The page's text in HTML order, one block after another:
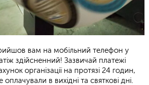
вам на мобільний телефон у
здійсненний! Зазвичай платежі
організації на протязі 24 годин,
в вихідні та святкові дні.